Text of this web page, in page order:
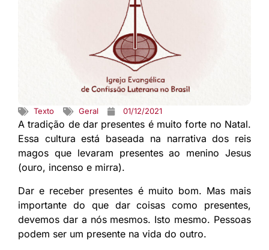
Texto Geral 01/12/2021
A tradição de dar presentes é muito forte no Natal.
Essa cultura está baseada na narrativa dos reis
magos que levaram presentes ao menino Jesus
(ouro, incenso e mirra).
Dar e receber presentes é muito bom. Mas mais
importante do que dar coisas como presentes,
devemos dar a nós mesmos. Isto mesmo. Pessoas
podem ser um presente na vida do outro.